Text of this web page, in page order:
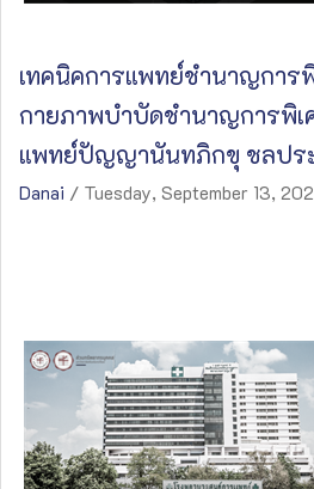
เทคนิคการแพทย์ชำนาญการ
กายภาพบำบัดชำนาญการพิเ
แพทย์ปัญญานันทภิกขุ ชลปร
Danai / Tuesday, September 13,